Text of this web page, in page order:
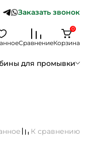
Заказать звонок
СравнениеКорзина
0
для промывки
К сравнению